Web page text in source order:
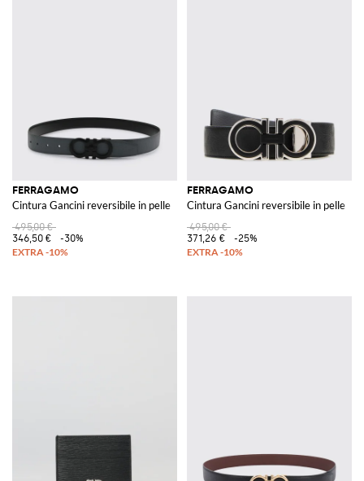
FERRAGAMO
Cintura Gancini reversibile in pelle
495,00 €
346,50 €
-30%
FERRAGAMO
Cintura Gancini reversibile in pelle
495,00 €
371,26 €
-25%